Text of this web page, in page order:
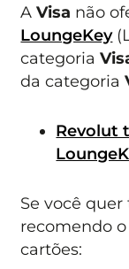
AVisa não
LoungeKey
categoria
da categoria
Revolut
Se você quer
recomendo
cartões: